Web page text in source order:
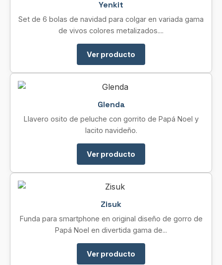
Yenkit
Set de 6 bolas de navidad para colgar en variada gama
de vivos colores metalizados....
Ver producto
Glenda
Llavero osito de peluche con gorrito de Papá Noel y
lacito navideño.
Ver producto
Zisuk
Funda para smartphone en original diseño de gorro de
Papá Noel en divertida gama de...
Ver producto